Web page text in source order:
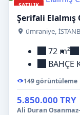
SATILIK
Şerifali Elalmış
ümraniye,
72 m²
BAHÇE
149 görüntüleme
5.850.000 TRY
Ali Duran Osanmaz-